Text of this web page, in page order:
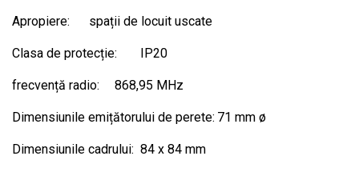
Apropiere: spații de locuit uscate
Clasa de protecție: IP20
frecvență radio: 868,95 MHz
Dimensiunile emițătorului de perete: 71 mm ø
Dimensiunile cadrului: 84 x 84 mm